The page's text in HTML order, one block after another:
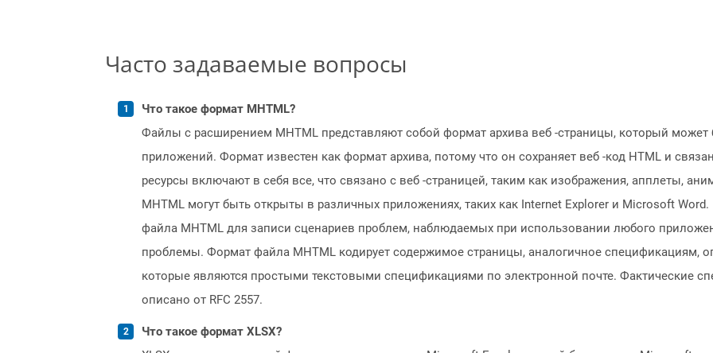
Часто задаваемые вопросы
Что такое формат MHTML?
Файлы с расширением MHTML представляют собой формат архива веб -страницы, который
приложений. Формат известен как формат архива, потому что он сохраняет веб -код HTML и
ресурсы включают в себя все, что связано с веб -страницей, таким как изображения, апплеты,
MHTML могут быть открыты в различных приложениях, таких как Internet Explorer и Microsoft
файла MHTML для записи сценариев проблем, наблюдаемых при использовании любого
проблемы. Формат файла MHTML кодирует содержимое страницы, аналогичное спецификациям,
которые являются простыми текстовыми спецификациями по электронной почте. Фактические
описано от RFC 2557.
Что такое формат XLSX?